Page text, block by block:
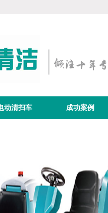
动清扫车 成功案例